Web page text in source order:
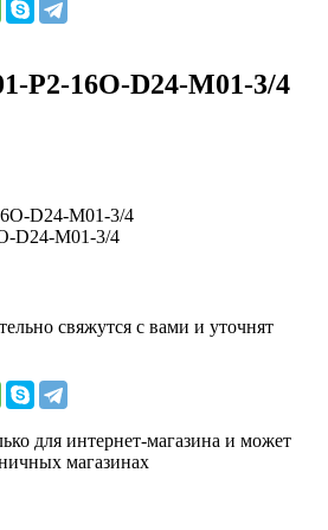
P2-16O-D24-M01-3/4
D24-M01-3/4
D24-M01-3/4
свяжутся с вами и уточнят
для интернет-магазина и может
магазинах